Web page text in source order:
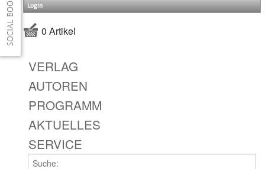
Login
0 Artikel
VERLAG
AUTOREN
PROGRAMM
AKTUELLES
SERVICE